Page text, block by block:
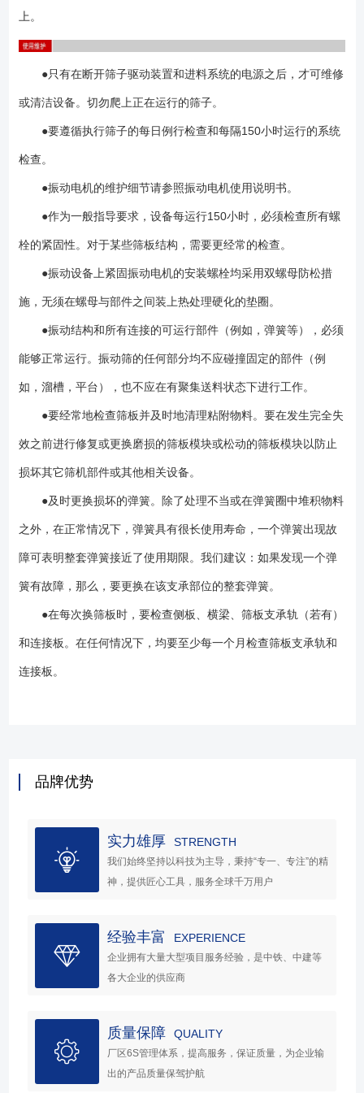
上。
●只有在断开筛子驱动装置和进料系统的电源之后，才可维修
或清洁设备。切勿爬上正在运行的筛子。
●要遵循执行筛子的每日例行检查和每隔150小时运行的系统
检查。
●振动电机的维护细节请参照振动电机使用说明书。
●作为一般指导要求，设备每运行150小时，必须检查所有螺
栓的紧固性。对于某些筛板结构，需要更经常的检查。
●振动设备上紧固振动电机的安装螺栓均采用双螺母防松措
施，无须在螺母与部件之间装上热处理硬化的垫圈。
●振动结构和所有连接的可运行部件（例如，弹簧等），必须
能够正常运行。振动筛的任何部分均不应碰撞固定的部件（例
如，溜槽，平台），也不应在有聚集送料状态下进行工作。
●要经常地检查筛板并及时地清理粘附物料。要在发生完全失
效之前进行修复或更换磨损的筛板模块或松动的筛板模块以防止
损坏其它筛机部件或其他相关设备。
●及时更换损坏的弹簧。除了处理不当或在弹簧圈中堆积物料
之外，在正常情况下，弹簧具有很长使用寿命，一个弹簧出现故
障可表明整套弹簧接近了使用期限。我们建议：如果发现一个弹
簧有故障，那么，要更换在该支承部位的整套弹簧。
●在每次换筛板时，要检查侧板、横梁、筛板支承轨（若有）
和连接板。在任何情况下，均要至少每一个月检查筛板支承轨和
连接板。
品牌优势
实力雄厚 STRENGTH
我们始终坚持以科技为主导，秉持“专一、专注”的精
神，提供匠心工具，服务全球千万用户
经验丰富 EXPERIENCE
企业拥有大量大型项目服务经验，是中铁、中建等
各大企业的供应商
质量保障 QUALITY
厂区6S管理体系，提高服务，保证质量，为企业输
出的产品质量保驾护航